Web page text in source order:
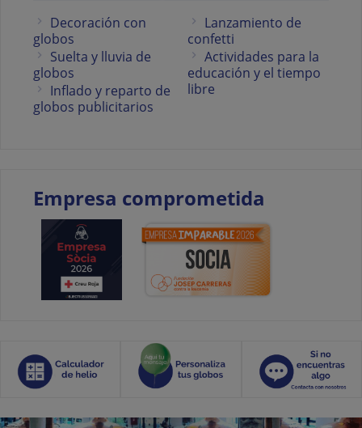
Decoración con
globos
Suelta y lluvia de
globos
Inflado y reparto de
globos publicitarios
Lanzamiento de
confetti
Actividades para la
educación y el tiempo
libre
Empresa comprometida